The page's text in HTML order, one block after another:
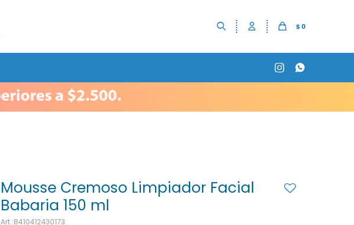
$0
 
Mousse Cremoso Limpiador Facial
Babaria 150 ml
8410412430173